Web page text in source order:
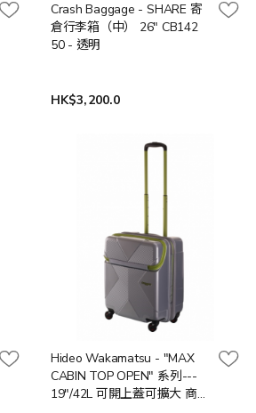
Crash Baggage - SHARE 寄
倉行李箱（中） 26" CB142
50 - 透明
HK$3,200.0
Hideo Wakamatsu - "MAX
CABIN TOP OPEN" 系列---
19"/42L 可開上蓋可擴大 商務